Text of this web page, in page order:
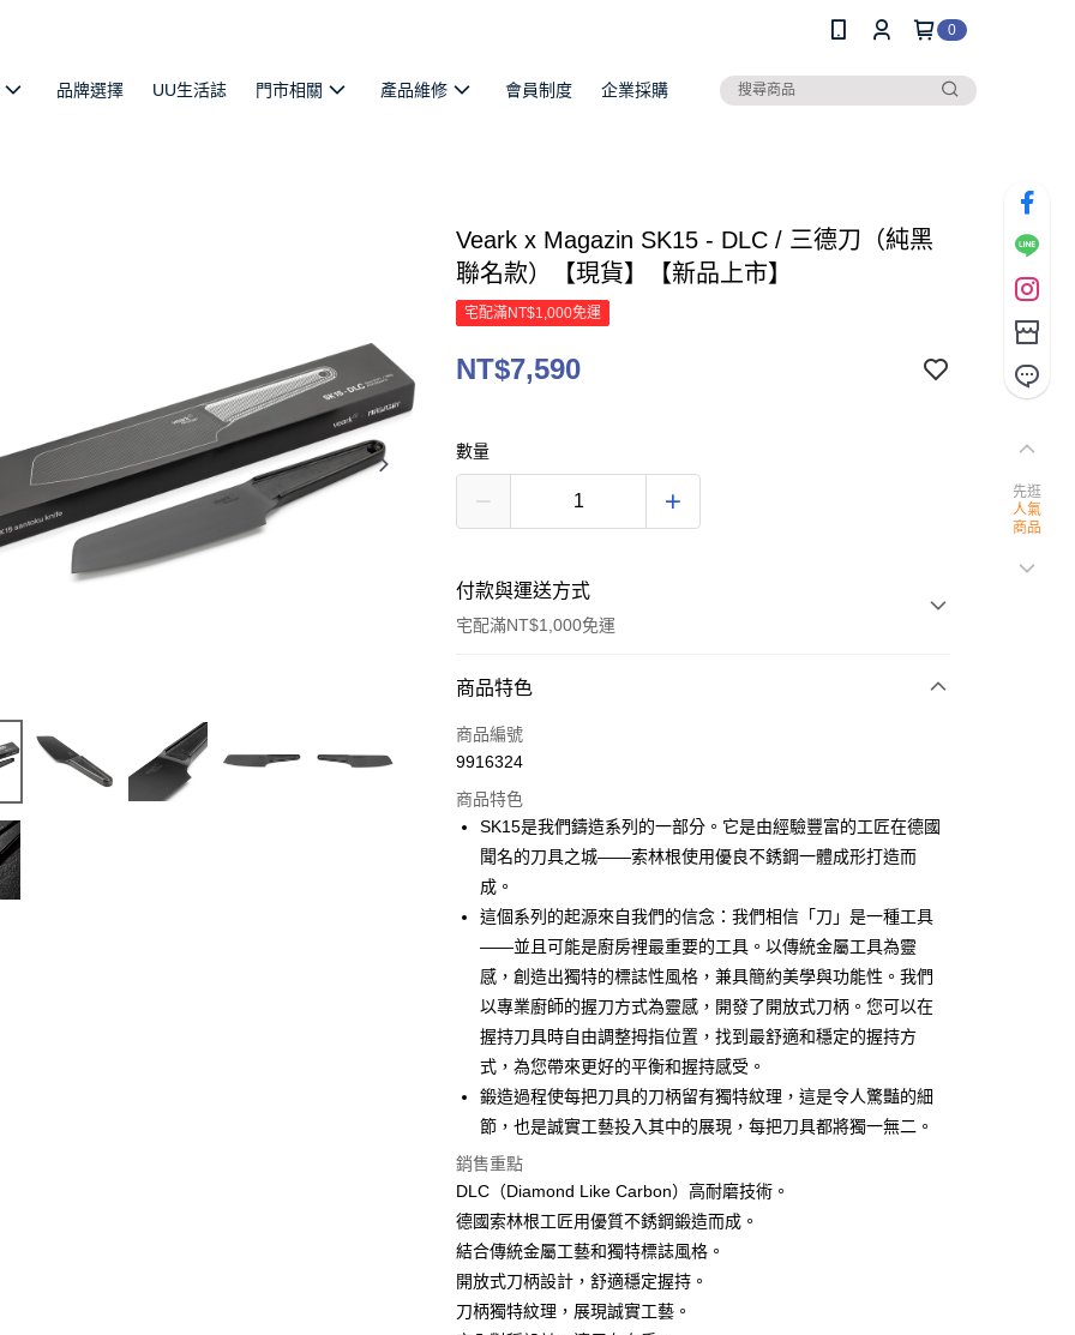
0
品牌選擇 UU生活誌 門市相關 產品維修 會員制度 企業採購
Veark x Magazin SK15 - DLC / 三德刀（純黑
聯名款）【現貨】【新品上市】
宅配滿NT$1,000免運
NT$7,590
數量
付款與運送方式
宅配滿NT$1,000免運
付款方式
信用卡一次付款
3 期 0 利率 每期 NT$2,530 21家銀行
合作金庫商業銀行
第一商業銀行
華南商業銀行
國泰世華商業銀行
兆豐國際商業銀行
臺灣中小企業銀行
台中商業銀行
匯豐（台灣）商業銀行
華泰商業銀行
聯邦商業銀行
遠東國際商業銀行
元大商業銀行
永豐商業銀行
台新國際商業銀行
中國信託商業銀行
台灣樂天信用卡公司
6 期 0 利率 每期 NT$1,265 21家銀行
合作金庫商業銀行
華南商業銀行
彰化商業銀行
上海商業儲蓄銀行
台北富邦商業銀行
臺灣中小企業銀行
台中商業銀行
匯豐（台灣）商業銀行
華泰商業銀行
聯邦商業銀行
遠東國際商業銀行
元大商業銀行
永豐商業銀行
玉山商業銀行
星展（台灣）商業銀行
台灣樂天信用卡公司
LINE Pay
Apple Pay
ATM付款
運送方式
黑貓宅急便
每筆NT$120，滿NT$1,000(含以上)免運費
黑貓宅配(離島)
每筆NT$250，滿NT$2,000(含以上)免運費
付款後門市自取
每筆NT$120，滿NT$1,000(含以上)免運費
商品特色
商品編號
9916324
商品特色
SK15是我們鑄造系列的一部分。它是由經驗豐富的工匠在德國
聞名的刀具之城——索林根使用優良不銹鋼一體成形打造而
成。
這個系列的起源來自我們的信念：我們相信「刀」是一種工具
——並且可能是廚房裡最重要的工具。以傳統金屬工具為靈
感，創造出獨特的標誌性風格，兼具簡約美學與功能性。我們
以專業廚師的握刀方式為靈感，開發了開放式刀柄。您可以在
握持刀具時自由調整拇指位置，找到最舒適和穩定的握持方
式，為您帶來更好的平衡和握持感受。
鍛造過程使每把刀具的刀柄留有獨特紋理，這是令人驚豔的細
節，也是誠實工藝投入其中的展現，每把刀具都將獨一無二。
銷售重點
DLC（Diamond Like Carbon）高耐磨技術。
德國索林根工匠用優質不銹鋼鍛造而成。
結合傳統金屬工藝和獨特標誌風格。
開放式刀柄設計，舒適穩定握持。
刀柄獨特紋理，展現誠實工藝。
先逛
人氣
商品